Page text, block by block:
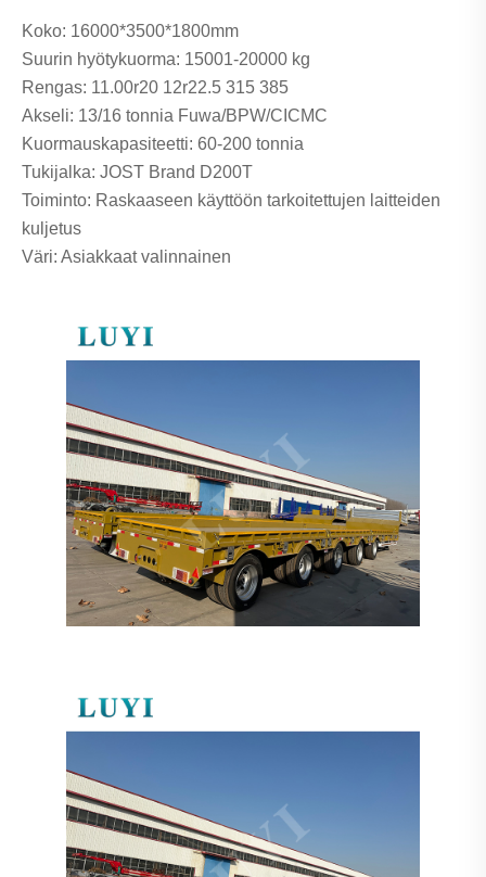
Koko: 16000*3500*1800mm
Suurin hyötykuorma: 15001-20000 kg
Rengas: 11.00r20 12r22.5 315 385
Akseli: 13/16 tonnia Fuwa/BPW/CICMC
Kuormauskapasiteetti: 60-200 tonnia
Tukijalka: JOST Brand D200T
Toiminto: Raskaaseen käyttöön tarkoitettujen laitteiden
kuljetus
Väri: Asiakkaat valinnainen